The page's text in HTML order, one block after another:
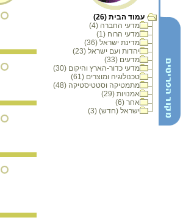
עמוד הבית (26)
מדעי החברה (4)
מדעי הרוח (1)
מדינת ישראל (36)
יהדות ועם ישראל (23)
מדעים (33)
מדעי כדור-הארץ והיקום (30)
טכנולוגיה ומוצרים (61)
מתמטיקה וסטטיסטיקה (48)
אמנויות (29)
אחר (6)
ישראל (חדש) (3)